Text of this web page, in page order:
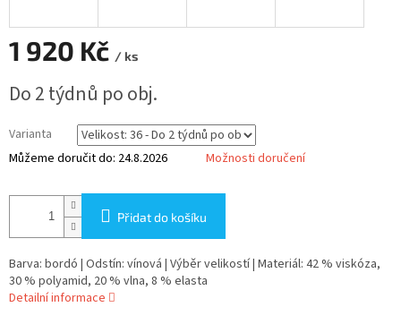
1 920 Kč / ks
cena:
Do 2 týdnů po obj.
Varianta
Můžeme doručit do: 24.8.2026 Možnosti doručení
Přidat do košíku
Barva: bordó | Odstín: vínová | Výběr velikostí | Materiál: 42 % viskóza,
30 % polyamid, 20 % vlna, 8 % elasta
Detailní informace